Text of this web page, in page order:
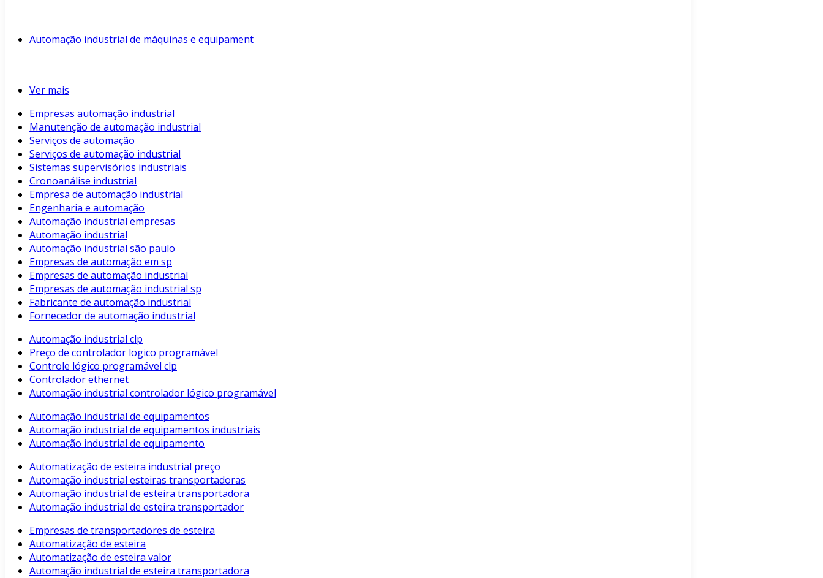
Automação industrial de máquinas e equipament
Ver mais
Empresas automação industrial
Manutenção de automação industrial
Serviços de automação
Serviços de automação industrial
Sistemas supervisórios industriais
Cronoanálise industrial
Empresa de automação industrial
Engenharia e automação
Automação industrial empresas
Automação industrial
Automação industrial são paulo
Empresas de automação em sp
Empresas de automação industrial
Empresas de automação industrial sp
Fabricante de automação industrial
Fornecedor de automação industrial
Automação industrial clp
Preço de controlador logico programável
Controle lógico programável clp
Controlador ethernet
Automação industrial controlador lógico programável
Automação industrial de equipamentos
Automação industrial de equipamentos industriais
Automação industrial de equipamento
Automatização de esteira industrial preço
Automação industrial esteiras transportadoras
Automação industrial de esteira transportadora
Automação industrial de esteira transportador
Empresas de transportadores de esteira
Automatização de esteira
Automatização de esteira valor
Automação industrial de esteira transportadora